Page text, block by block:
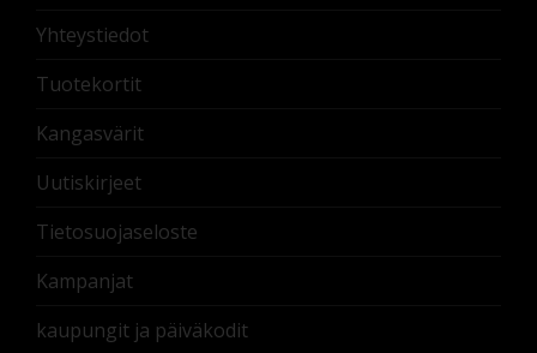
Yhteystiedot
Tuotekortit
Kangasvärit
Uutiskirjeet
Tietosuojaseloste
Kampanjat
kaupungit ja päiväkodit